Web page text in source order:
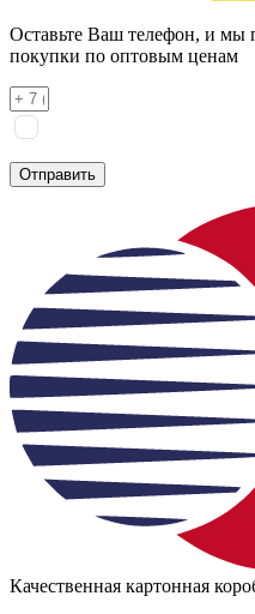
Оставьте Ваш телефон, и
покупки по оптовым ценам
Отправить
Качественная картонная